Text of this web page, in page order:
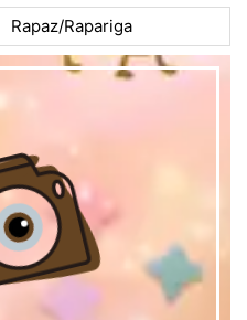
Rapaz/Rapariga